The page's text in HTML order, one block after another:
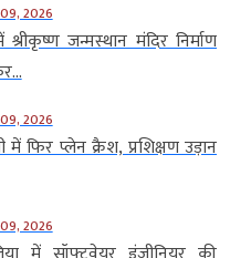
2026
जन्मस्थान मंदिर निर्माण
2026
में फिर प्लेन क्रैश, प्रशिक्षण उड़ान
2026